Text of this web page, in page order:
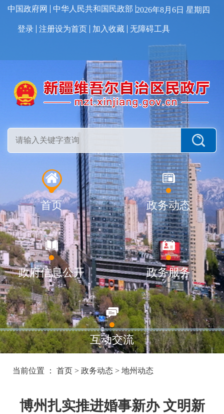
中国政府网 中华人民共和国民政部 2026年8月6日 星期四
登录 注册设为首页 加入收藏 无障碍工具
首页 政务动态
政府信息公开 政务服务
互动交流
当前位置 ： 首页 > 政务动态 > 地州动态
博州扎实推进婚事新办 文明新